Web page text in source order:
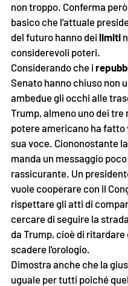
non troppo. Conferma
basico che l'attuale
del futuro hanno dei limiti
considerevoli poteri.
Considerando che i
Senato hanno chiuso non
ambedue gli occhi alle
Trump, almeno uno dei tre
potere americano ha fatto
sua voce. Ciononostante
manda un messaggio poco
rassicurante. Un
vuole cooperare con il
rispettare gli atti di
cercare di seguire la
da Trump, cioè di ritardare
scadere l'orologio.
Dimostra anche che la
uguale per tutti poiché